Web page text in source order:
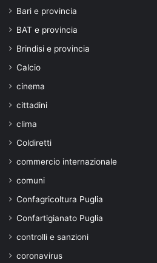
Bari e provincia
BAT e provincia
Brindisi e provincia
Calcio
cinema
cittadini
clima
Coldiretti
commercio internazionale
comuni
Confagricoltura Puglia
Confartigianato Puglia
controlli e sanzioni
coronavirus